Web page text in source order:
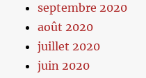
septembre 2020
août 2020
juillet 2020
juin 2020